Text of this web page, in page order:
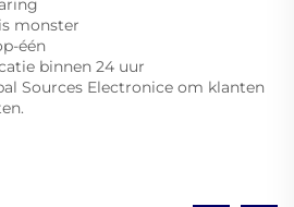
monster
één
binnen 24 uur
Sources Electronice om klanten